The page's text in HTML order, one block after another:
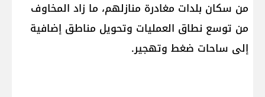
من سكان بلدات مغادرة منازلهم، ما زاد المخاوف
من توسع نطاق العمليات وتحويل مناطق إضافية
إلى ساحات ضغط وتهجير.